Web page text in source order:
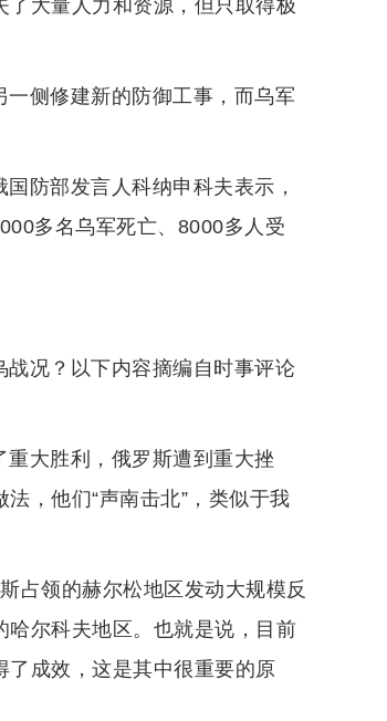
大量人力和资源，但只取得极
侧修建新的防御工事，而乌军
防部发言人科纳申科夫表示，
多名乌军死亡、8000多人受
况？以下内容摘编自时事评论
大胜利，俄罗斯遭到重大挫
，他们“声南击北”，类似于我
占领的赫尔松地区发动大规模反
尔科夫地区。也就是说，目前
成效，这是其中很重要的原